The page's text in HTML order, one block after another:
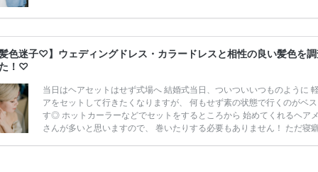
ンペーン特典ランキングを公開！ 比較サイト：プラコレ、ゼクシィ、
補を絞れる「ウェディング診断」か、体験型 […]続きを読む
色迷子♡】ウェディングドレス・カラードレスと相性の良い髪色を調
！♡
当日はヘアセットはせず式場へ 結婚式当日、ついついいつものように
アをセットして行きたくなりますが、 何もせず素の状態で行くのがベ
す◎ ホットカーラーなどでセットをするところから 始めてくれるヘア
さんが多いと思いますので、 巻いたりする必要もありません！ ただ寝